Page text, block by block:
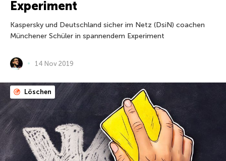
Experiment
Kaspersky und Deutschland sicher im Netz (DsiN) coachen
Münchener Schüler in spannendem Experiment
14 Nov 2019
Löschen